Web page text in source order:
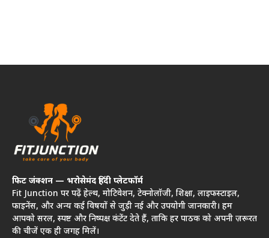
फिट जंक्शन — भरोसेमंद हिंदी प्लेटफॉर्म
Fit Junction पर पढ़ें हेल्थ, मोटिवेशन, टेक्नोलॉजी, शिक्षा, लाइफस्टाइल,
फाइनेंस, और अन्य कई विषयों से जुड़ी नई और उपयोगी जानकारी। हम
आपको सरल, स्पष्ट और निष्पक्ष कंटेंट देते हैं, ताकि हर पाठक को अपनी ज़रूरत
की चीजें एक ही जगह मिलें।